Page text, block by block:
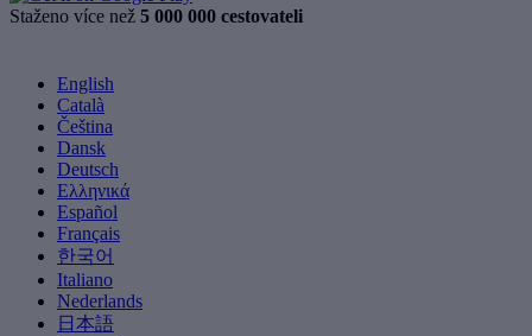
Staženo více než 5 000 000 cestovateli
English
Català
Čeština
Dansk
Deutsch
Ελληνικά
Español
Français
한국어
Italiano
Nederlands
日本語